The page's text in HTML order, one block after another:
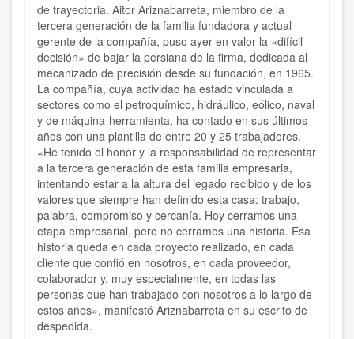
de trayectoria. Aitor Ariznabarreta, miembro de la
tercera generación de la familia fundadora y actual
gerente de la compañía, puso ayer en valor la «difícil
decisión» de bajar la persiana de la firma, dedicada al
mecanizado de precisión desde su fundación, en 1965.
La compañía, cuya actividad ha estado vinculada a
sectores como el petroquímico, hidráulico, eólico, naval
y de máquina-herramienta, ha contado en sus últimos
años con una plantilla de entre 20 y 25 trabajadores.
«He tenido el honor y la responsabilidad de representar
a la tercera generación de esta familia empresaria,
intentando estar a la altura del legado recibido y de los
valores que siempre han definido esta casa: trabajo,
palabra, compromiso y cercanía. Hoy cerramos una
etapa empresarial, pero no cerramos una historia. Esa
historia queda en cada proyecto realizado, en cada
cliente que confió en nosotros, en cada proveedor,
colaborador y, muy especialmente, en todas las
personas que han trabajado con nosotros a lo largo de
estos años», manifestó Ariznabarreta en su escrito de
despedida.